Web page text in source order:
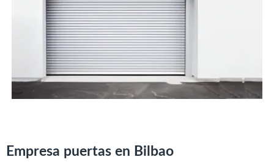
Empresa puertas en Bilbao